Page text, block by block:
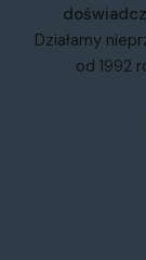
Działamy
od 1992